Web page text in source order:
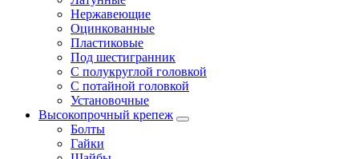
Нержавеющие
Оцинкованные
Пластиковые
Под шестигранник
С полукруглой головкой
С потайной головкой
Установочные
Высокопрочный крепеж
Болты
Гайки